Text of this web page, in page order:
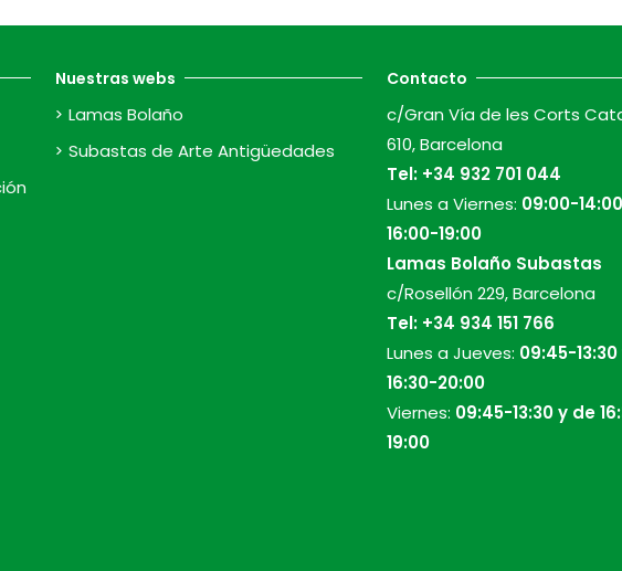
Nuestras webs
Lamas Bolaño
Subastas de Arte Antigüedades
Contacto
c/Gran Vía de les Corts
610, Barcelona
Tel: +34 932 701 044
Lunes a Viernes: 09:00-
16:00-19:00
Lamas Bolaño Subastas
c/Rosellón 229, Barcelona
Tel: +34 934 151 766
Lunes a Jueves: 09:45-
16:30-20:00
Viernes: 09:45-13:30 y de
19:00